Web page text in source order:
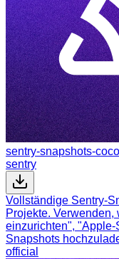
sentry-snapshots-
sentry
Vollständige Sentry-
Projekte.
einzurichten", "Apple-
Snapshots
official